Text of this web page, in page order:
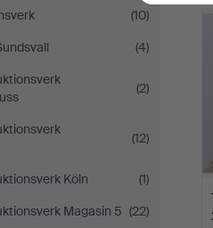
(10)
(4)
(2)
(12)
Köln
(1)
Magasin 5 (22)